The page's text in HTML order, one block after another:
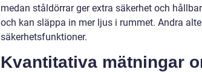
medan ståldörrar ger extra säkerhet och
och kan släppa in mer ljus i rummet. Andra
säkerhetsfunktioner.
Kvantitativa mätningar